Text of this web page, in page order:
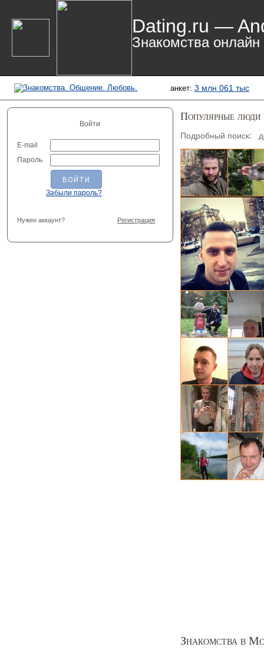
Dating.ru —
Знакомства онлайн
анкет: 3 млн 061 тыс
Войти
E-mail
Пароль
Забыли пароль?
Нужен аккаунт? Регистрация
Популярные
Подробный поиск:
Знакомства в
Den, 44
Сергей,